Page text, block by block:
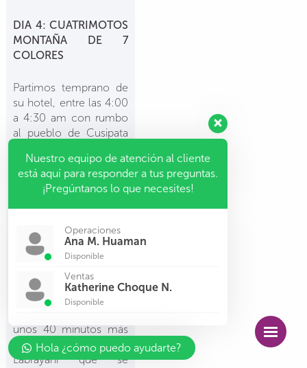
DIA 4: CUATRIMOTOS
MONTAÑA DE 7
COLORES
Partimos temprano de
su hotel, entre las 4:00
a 4:30 am con rumbo
al pueblo de Cusipata
tiempo de viaje de 1h
30 min. donde
desayunamos. Luego
nos desplazamos en
la ruta de Checacupe,
pasaremos por las
construcciones de
Inkacancha en la
unos 40 minutos más
llegamos hasta abra de
Labrayani que se
Nuestro equipo de atención al cliente
está aquí para responder a tus preguntas.
¡Pregúntanos lo que necesites!
Operaciones
Ana M. Huaman
Disponible
Ventas
Katherine Choque N.
Disponible
Hola ¿cómo puedo ayudarte?